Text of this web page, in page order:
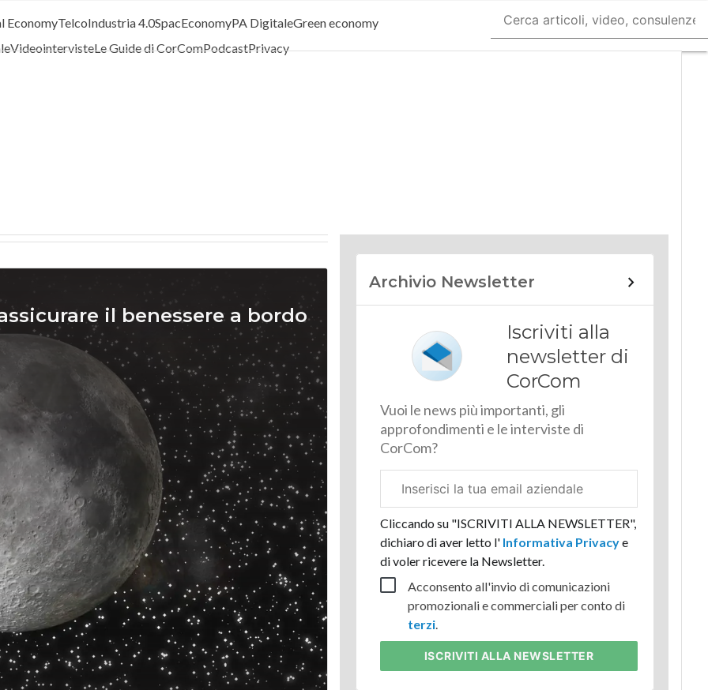
EconomyTelcoIndustria 4.0SpacEconomyPA DigitaleGreen economy
VideointervisteLe Guide di CorComPodcastPrivacy
il benessere a bordo
Archivio Newsletter
Iscriviti alla
newsletter di
CorCom
Vuoi le news più importanti, gli
approfondimenti e le interviste di
CorCom?
aziendale
Cliccando su "ISCRIVITI ALLA NEWSLETTER",
dichiaro di aver letto l'Informativa Privacye
di voler ricevere la Newsletter.
Acconsento all'invio di comunicazioni
promozionali e commerciali per conto di
terzi.
ISCRIVITI ALLA NEWSLETTER